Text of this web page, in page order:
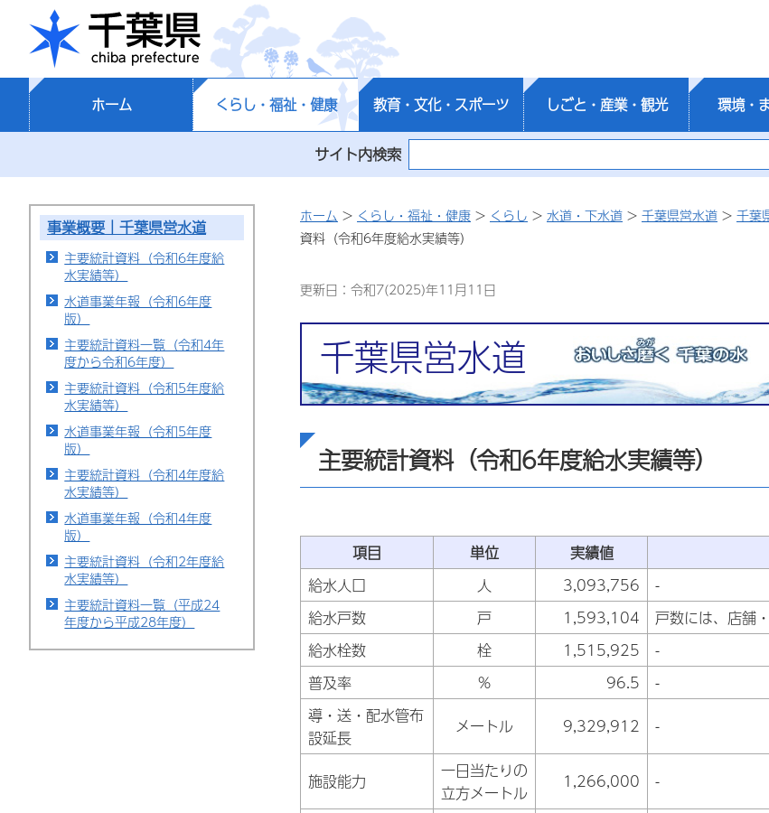
千葉県
ホーム くらし・福祉・健康 教育・文化・スポーツ しごと・産業・観光 環境・
サイト内検索
事業概要｜千葉県営水道
主要統計資料（令和6年度給
水実績等）
水道事業年報（令和6年度
版）
主要統計資料一覧（令和4年
度から令和6年度）
主要統計資料（令和5年度給
水実績等）
水道事業年報（令和5年度
版）
主要統計資料（令和4年度給
水実績等）
水道事業年報（令和4年度
版）
主要統計資料（令和2年度給
水実績等）
主要統計資料一覧（平成24
年度から平成28年度）
ホーム > くらし・福祉・健康 > くらし > 水道・下水道 > 千葉県営水道 > 千葉
資料（令和6年度給水実績等）
更新日：令和7(2025)年11月11日
千葉県営水道
主要統計資料（令和6年度給水実績等）
項目
単位 実績値
給水人口
人 3,093,756
-
給水戸数
戸 1,593,104
戸数には、店舗
給水栓数
栓 1,515,925
-
普及率
% 96.5
-
導・送・配水管布
設延長
メートル 9,329,912 -
施設能力
一日当たりの
立方メートル
1,266,000
-